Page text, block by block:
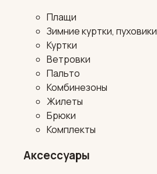
Плащи
Зимние куртки, пуховики
Куртки
Ветровки
Пальто
Комбинезоны
Жилеты
Брюки
Комплекты
Аксессуары